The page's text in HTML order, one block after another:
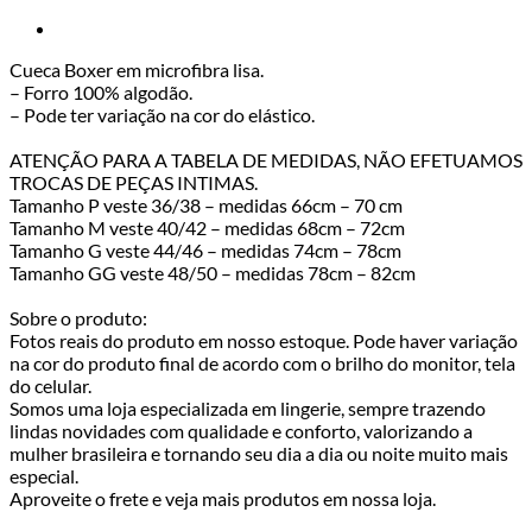
Cueca Boxer em microfibra lisa.
– Forro 100% algodão.
– Pode ter variação na cor do elástico.
ATENÇÃO PARA A TABELA DE MEDIDAS, NÃO EFETUAMOS
TROCAS DE PEÇAS INTIMAS.
Tamanho P veste 36/38 – medidas 66cm – 70 cm
Tamanho M veste 40/42 – medidas 68cm – 72cm
Tamanho G veste 44/46 – medidas 74cm – 78cm
Tamanho GG veste 48/50 – medidas 78cm – 82cm
Sobre o produto:
Fotos reais do produto em nosso estoque. Pode haver variação
na cor do produto final de acordo com o brilho do monitor, tela
do celular.
Somos uma loja especializada em lingerie, sempre trazendo
lindas novidades com qualidade e conforto, valorizando a
mulher brasileira e tornando seu dia a dia ou noite muito mais
especial.
Aproveite o frete e veja mais produtos em nossa loja.